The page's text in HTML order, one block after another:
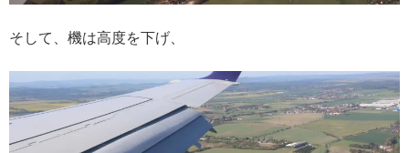
そして、機は高度を下げ、